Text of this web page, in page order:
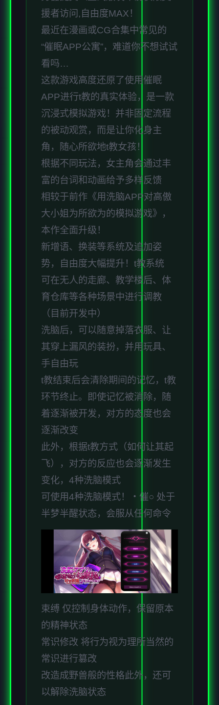
援者访问,自由度MAX！
最近在漫画或CG合集中常见的
“催眠APP公寓”，难道你不想试试
看吗…
这款游戏高度还原了使用催眠
APP进行t教的真实体验，是一款
沉浸式模拟游戏！并非固定流程
的被动观赏，而是让你化身主
角，随心所欲地t教女孩！
根据不同玩法，女主角会通过丰
富的台词和动画给予多样反馈
相较于前作《用洗脑APP对高傲
大小姐为所欲为的模拟游戏》，
本作全面升级！
新增语、换装等系统及追加姿
势，自由度大幅提升！t教系统
可在无人的走廊、教学楼后、体
育仓库等各种场景中进行调教
（目前开发中）
洗脑后，可以随意掉落衣服、让
其穿上漏风的装扮，并用玩具、
手自由玩
t教结束后会清除期间的记忆，t教
环节终止。即使记忆被消除，随
着逐渐被开发，对方的态度也会
逐渐改变
此外，根据t教方式（如何让其起
飞），对方的反应也会逐渐发生
变化，4种洗脑模式
可使用4种洗脑模式！・催○ 处于
半梦半醒状态，会服从任何命令
束缚 仅控制身体动作，保留原本
的精神状态
常识修改 将行为视为理所当然的
常识进行篡改
改造成野兽般的性格此外，还可
以解除洗脑状态